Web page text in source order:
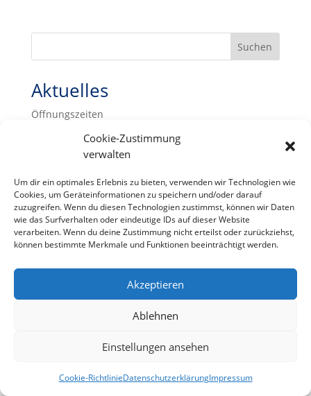
Cookie-Zustimmung
verwalten
Um dir ein optimales Erlebnis zu bieten, verwenden wir Technologien wie
Cookies, um Geräteinformationen zu speichern und/oder darauf
zuzugreifen. Wenn du diesen Technologien zustimmst, können wir Daten
wie das Surfverhalten oder eindeutige IDs auf dieser Website
verarbeiten. Wenn du deine Zustimmung nicht erteilst oder zurückziehst,
können bestimmte Merkmale und Funktionen beeinträchtigt werden.
Akzeptieren
Ablehnen
Einstellungen ansehen
Cookie-RichtlinieDatenschutzerklärungImpressum
Suchen
Aktuelles
Öffnungszeiten
Impressum
Datenschutzerklärung
Cookie-Richtlinie (EU)